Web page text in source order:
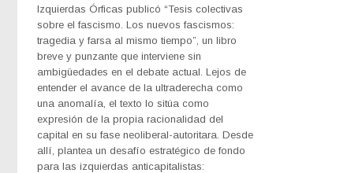
Izquierdas Órficas publicó “Tesis colectivas
sobre el fascismo. Los nuevos fascismos:
tragedia y farsa al mismo tiempo”, un libro
breve y punzante que interviene sin
ambigüedades en el debate actual. Lejos de
entender el avance de la ultraderecha como
una anomalía, el texto lo sitúa como
expresión de la propia racionalidad del
capital en su fase neoliberal-autoritara. Desde
allí, plantea un desafío estratégico de fondo
para las izquierdas anticapitalistas: